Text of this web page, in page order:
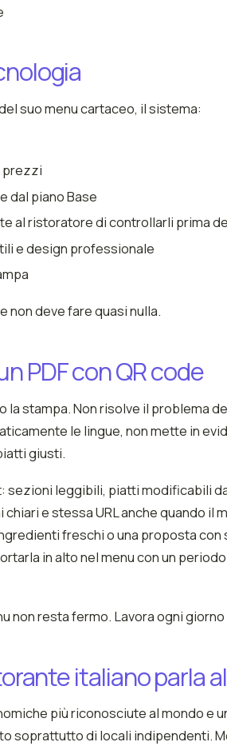
suo menu cartaceo, il sistema:
prezzi
dal piano Base
al ristoratore di controllarli prima
e design professionale
non deve fare quasi nulla.
PDF con QR code
la stampa. Non risolve il problema
le lingue, non mette in
giusti.
sezioni leggibili, piatti modificabili
e stessa URL anche quando il
freschi o una proposta con
in alto nel menu con un
non resta fermo. Lavora ogni
italiano parla
più riconosciute al mondo e
soprattutto di locali indipendenti.